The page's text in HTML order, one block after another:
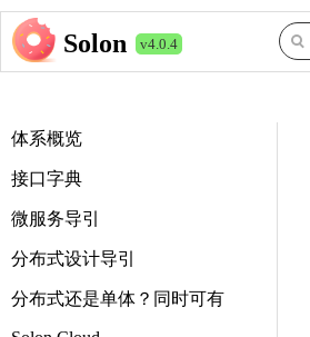
Solon v4.0.4
体系概览
接口字典
微服务导引
分布式设计导引
分布式还是单体？同时可有